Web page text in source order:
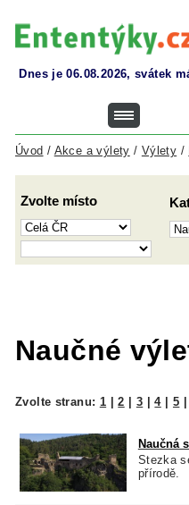
Dnes je 06.08.2026, svátek
Úvod / Akce a výlety / Výlety /
Zvolte místo
Naučné
Zvolte stranu: 1 |2 3 |4| 5
Naučná
Stezka
přírodě.